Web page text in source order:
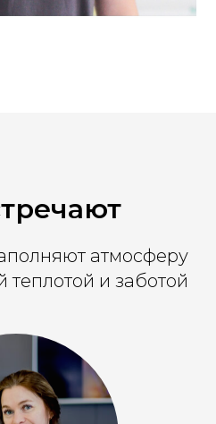
атмосферу
и заботой